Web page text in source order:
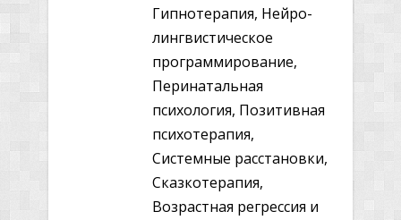
Гипнотерапия, Нейро-
лингвистическое
программирование,
Перинатальная
психология, Позитивная
психотерапия,
Системные расстановки,
Сказкотерапия,
Возрастная регрессия и